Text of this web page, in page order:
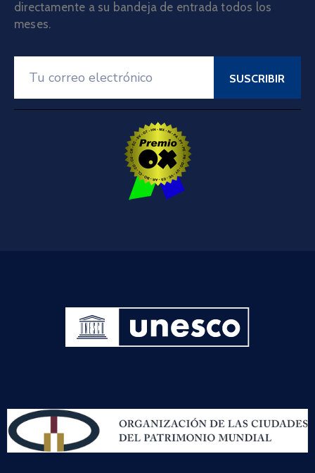
directamente a su bandeja de entrada todos los
meses.